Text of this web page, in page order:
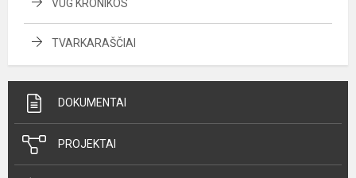
VUG KRONIKOS
TVARKARAŠČIAI
DOKUMENTAI
PROJEKTAI